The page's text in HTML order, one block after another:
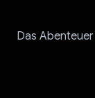
Das